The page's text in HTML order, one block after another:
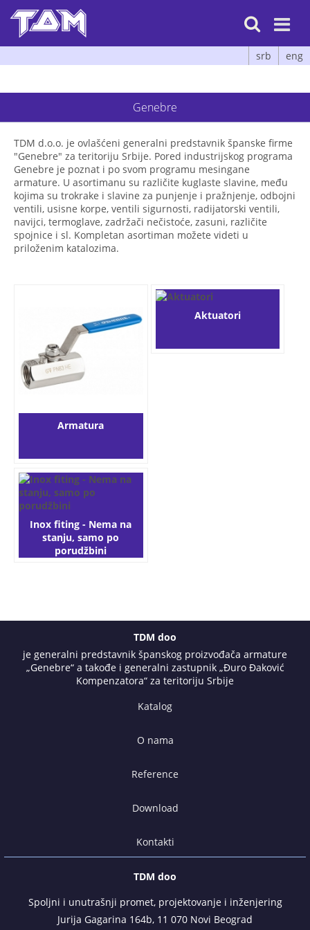

srb eng
Genebre
TDM d.o.o. je ovlašćeni generalni predstavnik španske firme
"Genebre" za teritoriju Srbije. Pored industrijskog programa
Genebre je poznat i po svom programu mesingane
armature. U asortimanu su različite kuglaste slavine, među
kojima su trokrake i slavine za punjenje i pražnjenje, odbojni
ventili, usisne korpe, ventili sigurnosti, radijatorski ventili,
navijci, termoglave, zadržači nečistoće, zasuni, različite
spojnice i sl. Kompletan asortiman možete videti u
priloženim katalozima.
Armatura
Aktuatori
Inox fiting - Nema na
stanju, samo po
porudžbini
TDM doo
je generalni predstavnik španskog proizvođača armature
„Genebre“ a takođe i generalni zastupnik „Đuro Đaković
Kompenzatora“ za teritoriju Srbije
Katalog
O nama
Reference
Download
Kontakti
TDM doo
Spoljni i unutrašnji promet, projektovanje i inženjering
Jurija Gagarina 164b, 11 070 Novi Beograd